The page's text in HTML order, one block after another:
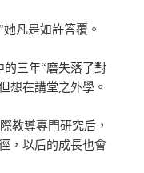
凡是如許答覆。
三年“磨失落了對
想在講堂之外學。
教導專門研究后，
，以后的成長也會